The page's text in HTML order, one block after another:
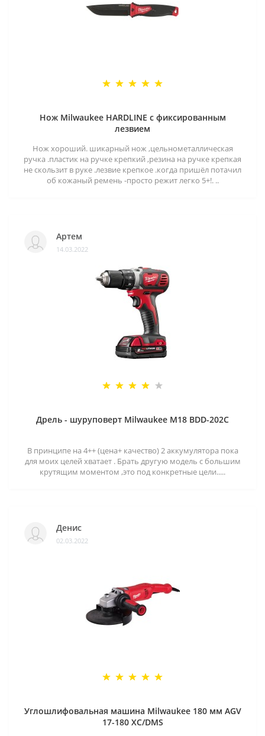
Нож Milwaukee HARDLINE с фиксированным
лезвием
Нож хороший. шикарный нож ,цельнометаллическая
ручка .пластик на ручке крепкий ,резина на ручке крепкая
не скользит в руке .лезвие крепкое .когда пришёл потачил
об кожаный ремень -просто режит легко 5+!. ..
Артем
14.03.2022
Дрель - шуруповерт Milwaukee M18 BDD-202C
В принципе на 4++ (цена+ качество) 2 аккумулятора пока
для моих целей хватает . Брать другую модель с большим
крутящим моментом ,это под конкретные цели.....
Денис
02.03.2022
Углошлифовальная машина Milwaukee 180 мм AGV
17-180 XC/DMS